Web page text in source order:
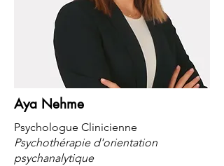
Aya Nehme
Psychologue Clinicienne
Psychothérapie d'orientation
psychanalytique